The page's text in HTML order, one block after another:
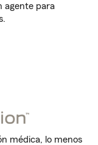
agente para
médica, lo menos